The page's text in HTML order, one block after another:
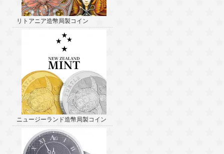
リトアニア造幣局製コイン
ニュージーランド造幣局製コイン